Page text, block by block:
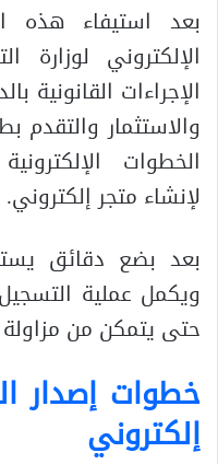
بعد استيفاء هذه
الإلكتروني لوزارة
الإجراءات القانونية
والاستثمار
الخطوات
لإنشاء متجر إلكتروني.
بعد بضع دقائق
ويكمل عملية
حتى يتمكن من مزاولة
خطوات إصدار
إلكتروني